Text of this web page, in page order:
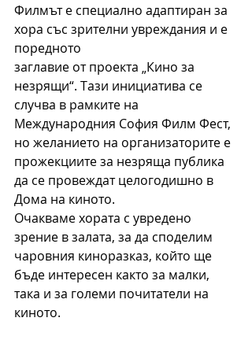
Филмът е специално адаптиран за
хора със зрителни увреждания и е
поредното
заглавие от проекта „Кино за
незрящи“. Тази инициатива се
случва в рамките на
Международния София Филм Фест,
но желанието на организаторите е
прожекциите за незряща публика
да се провеждат целогодишно в
Дома на киното.
Очакваме хората с увредено
зрение в залата, за да споделим
чаровния киноразказ, който ще
бъде интересен както за малки,
така и за големи почитатели на
киното.